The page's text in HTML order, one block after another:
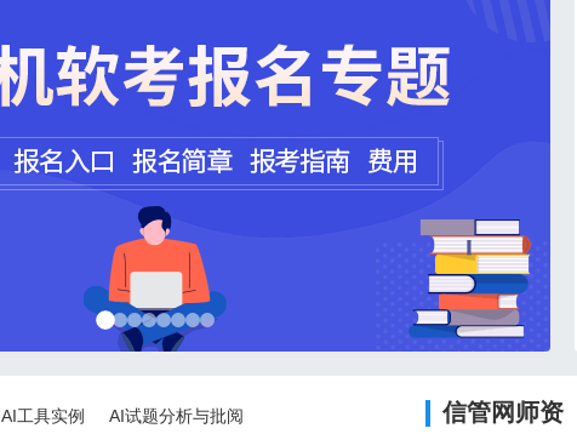
AI工具实例 AI试题分析与批阅 信管网师资